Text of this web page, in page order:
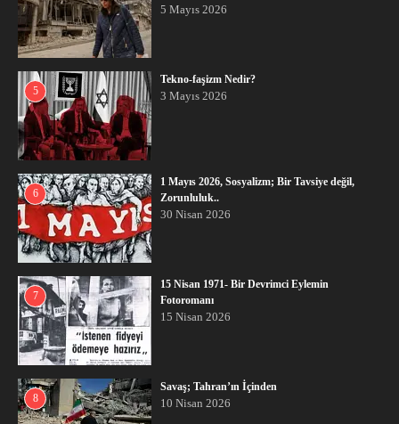
5 Mayıs 2026
5
Tekno-faşizm Nedir?
3 Mayıs 2026
6
1 Mayıs 2026, Sosyalizm; Bir Tavsiye değil,
Zorunluluk..
30 Nisan 2026
7
15 Nisan 1971- Bir Devrimci Eylemin
Fotoromanı
15 Nisan 2026
8
Savaş; Tahran’ın İçinden
10 Nisan 2026